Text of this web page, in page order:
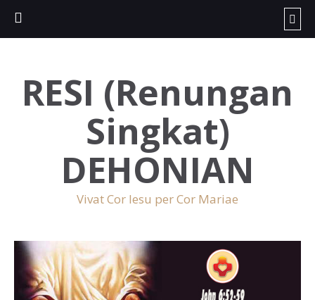
RESI (Renungan
Singkat)
DEHONIAN
Vivat Cor Iesu per Cor Mariae